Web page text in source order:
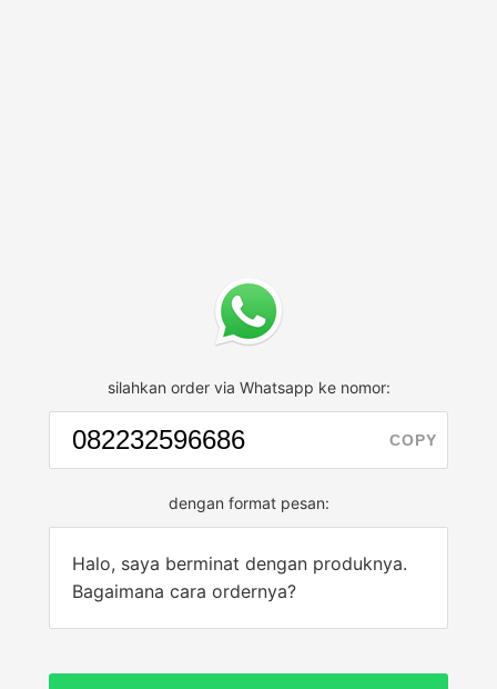
silahkan order via Whatsapp ke nomor:
COPY
dengan format pesan:
Halo, saya berminat dengan produknya.
Bagaimana cara ordernya?